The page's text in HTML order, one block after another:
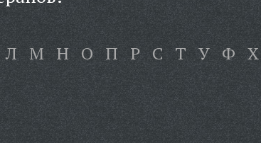
Л М Н О П Р С Т У Ф Х